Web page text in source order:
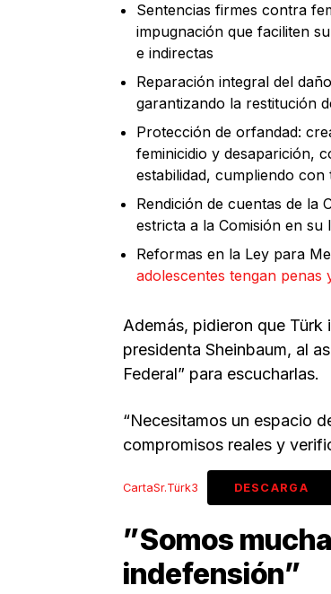
Sentencias firmes contra
impugnación que faciliten
e indirectas
Reparación integral del
garantizando la restitución
Protección de orfandad:
feminicidio y desaparición,
estabilidad, cumpliendo
Rendición de cuentas de la
estricta a la Comisión en
Reformas en la Ley para
adolescentes tengan penas
Además, pidieron que
presidenta Sheinbaum, al
Federal” para escucharlas.
“Necesitamos un espacio
compromisos reales y
CartaSr.Türk3 DESCARGA
”Somos
indefensión”